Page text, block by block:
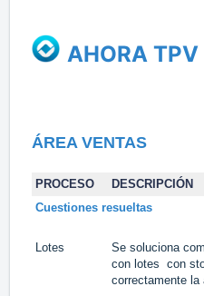
AHORA TPV
ÁREA VENTAS
PROCESO DESCRIPCIÓN
Cuestiones resueltas
Lotes
Se soluciona
con lotes con
correctamente la